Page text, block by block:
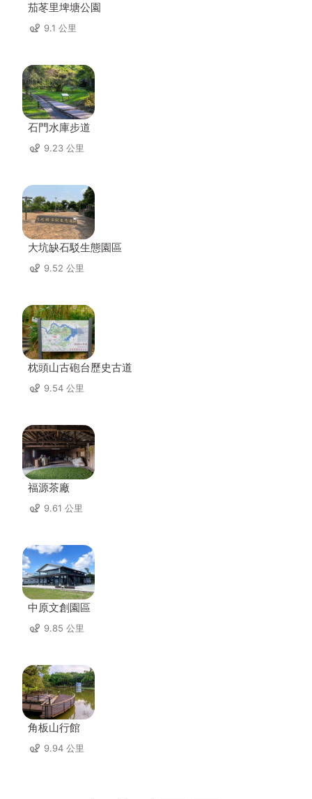
茄苳里埤塘公園
9.1 公里
石門水庫步道
9.23 公里
大坑缺石駁生態園區
9.52 公里
枕頭山古砲台歷史古道
9.54 公里
福源茶廠
9.61 公里
中原文創園區
9.85 公里
角板山行館
9.94 公里